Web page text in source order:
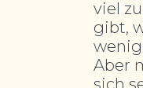
viel
gibt,
Aber
sich